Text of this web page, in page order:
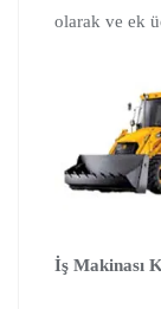
olarak ve ek
İş Makinası